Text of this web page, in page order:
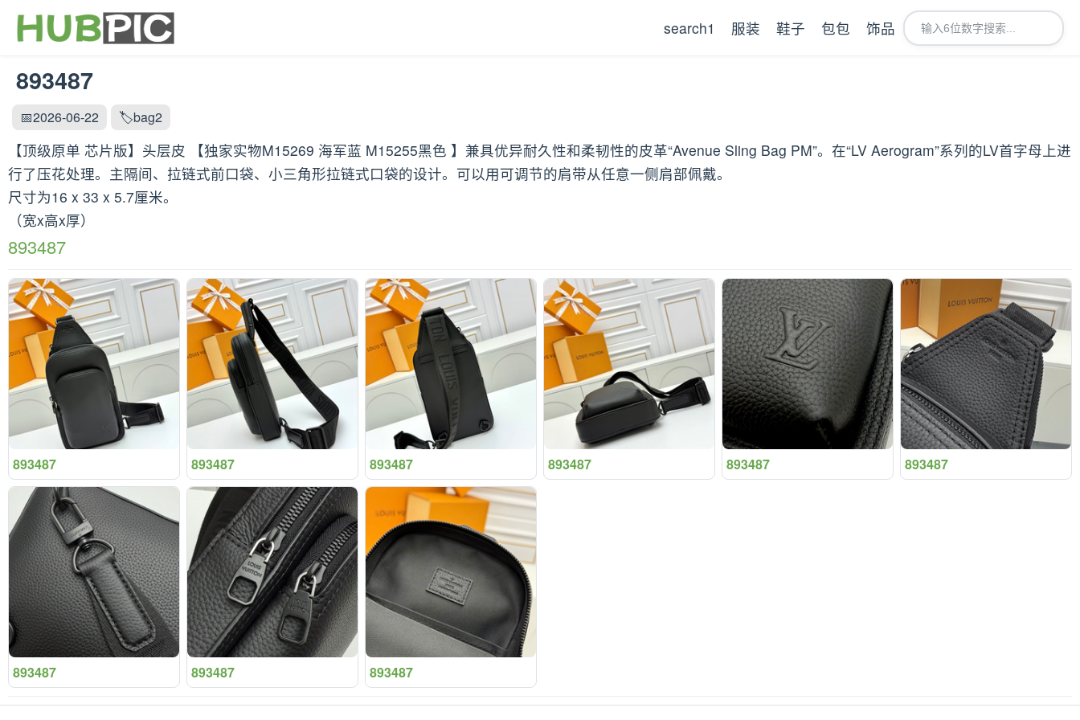
search1 服装 鞋子 包包 饰品
893487
📅2026-06-22 🏷️bag2
【顶级原单 芯片版】头层皮 【独家实物M15269 海军蓝 M15255黑色 】兼具优异耐久性和柔韧性的皮革“Avenue Sling Bag PM”。在“LV Aerogram”系列的LV首字母上进
行了压花处理。主隔间、拉链式前口袋、小三角形拉链式口袋的设计。可以用可调节的肩带从任意一侧肩部佩戴。
尺寸为16 x 33 x 5.7厘米。
（宽x高x厚）
893487
893487 893487 893487 893487 893487 893487
893487 893487 893487